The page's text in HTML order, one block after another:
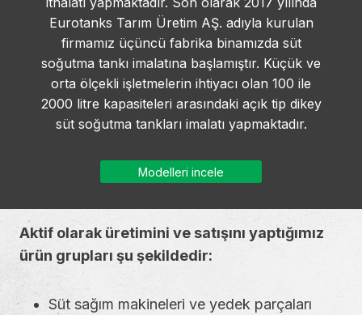
Eurotanks Tarım Üretim AŞ. adıyla kurulan
firmamız üçüncü fabrika binamızda süt
soğutma tankı imalatına başlamıştır. Küçük ve
orta ölçekli işletmelerin ihtiyacı olan 100 ile
2000 litre kapasiteleri arasındaki açık tip dikey
süt soğutma tankları imalatı yapmaktadır.
Modelleri incele
Aktif olarak üretimini ve satışını yaptığımız
ürün grupları şu şekildedir:
Süt sağım makineleri ve yedek parçaları